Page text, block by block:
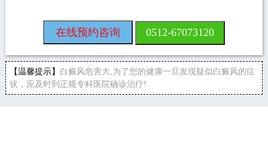
在线预约咨询 0512-67073120
【温馨提示】 白癜风危害大,为了您的健康一旦发现疑似白癜风的症
状，应及时到正规专科医院确诊治疗!